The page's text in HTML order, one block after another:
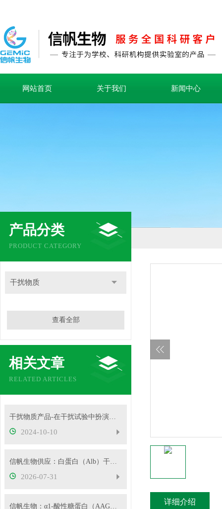
网站首页 关于我们 新闻中心
产品分类
PRODUCT CATEGORY
干扰物质
查看全部
相关文章
RELATED ARTICLES
干扰物质产品-在干扰试验中扮演着重要角色
2024-10-10
信帆生物供应：白蛋白（Alb）干扰物质
2026-07-31
信帆生物：α1-酸性糖蛋白（AAG）干扰物质使用说明
详细介绍